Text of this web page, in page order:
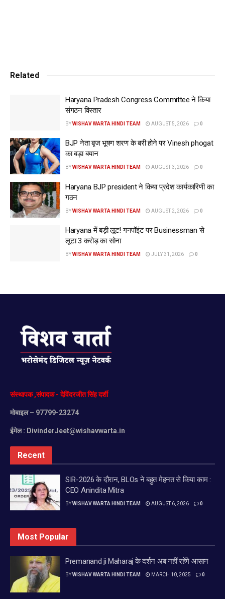
Related
Haryana Pradesh Congress Committee ने किया
संगठन विस्तार
BYWISHAV WARTA HINDI TEAM AUGUST 5, 2026 0
BJP नेता बृज भूषण शरण के बरी होने पर Vinesh phogat
का बड़ा बयान
BYWISHAV WARTA HINDI TEAM AUGUST 3, 2026 0
Haryana BJP president ने किया प्रदेश कार्यकारिणी का
गठन
BYWISHAV WARTA HINDI TEAM AUGUST 2, 2026 0
Haryana में बड़ी लूट! गनपॉइंट पर Businessman से
लूटा 3 करोड़ का सोना
BYWISHAV WARTA HINDI TEAM JULY 31, 2026 0
संस्थापक,संपादक-देविंदरजीतसिंहदर्शी
मोबाइल– 97799-23274
ईमेल : DivinderJeet@wishavwarta.in
Recent
SIR-2026 के दौरान, BLOs ने बहुत मेहनत से किया काम :
CEO Anindita Mitra
BYWISHAV WARTA HINDI TEAM AUGUST 6, 2026 0
Most Popular
Premanand ji Maharaj के दर्शन अब नहीं रहेंगे आसान
BYWISHAV WARTA HINDI TEAM MARCH 10, 2025 0